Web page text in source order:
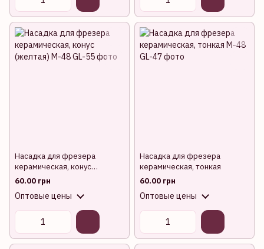
Насадка для фрезера
керамическая, конус
(желтая)
60.00 грн
Оптовые цены
Насадка для фрезера
керамическая, тонкая
60.00 грн
Оптовые цены